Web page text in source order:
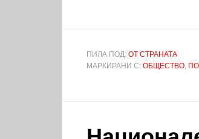
ПИЛА ПОД: ОТ СТРАНАТА
МАРКИРАНИ С: ОБЩЕСТВО,